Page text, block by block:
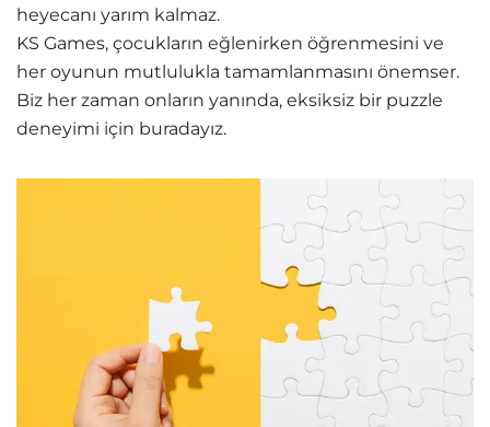
heyecanı yarım kalmaz.
KS Games, çocukların eğlenirken öğrenmesini ve
her oyunun mutlulukla tamamlanmasını önemser.
Biz her zaman onların yanında, eksiksiz bir puzzle
deneyimi için buradayız.